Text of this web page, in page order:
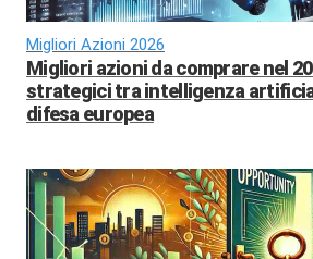
Migliori Azioni 2026
Migliori azioni da comprare nel
strategici tra intelligenza
difesa europea